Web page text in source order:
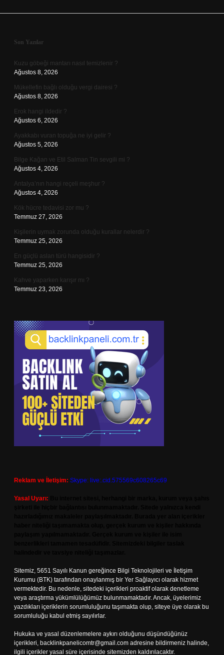
Sidebar
Son Yazılar
Kuzu göbeği mantarı nasıl temizlenir ?
Ağustos 8, 2026
Mükellefin bağlı olduğu vergi dairesi ?
Ağustos 8, 2026
Erok hangi ildedir ?
Ağustos 6, 2026
Ayakkabı vuran topuğa ne iyi gelir ?
Ağustos 5, 2026
Bilge Kağan ve Etil Salman Tin sevgili mi ?
Ağustos 4, 2026
Antalya’nın hangi reçeli meşhur ?
Ağustos 4, 2026
Kök hücre tedavisi zor mu ?
Temmuz 27, 2026
Kişilerin uymak zorunda olduğu kurallar nelerdir ?
Temmuz 25, 2026
En güçlü aslan türü hangisidir ?
Temmuz 25, 2026
Kahve yaparken karışır mı ?
Temmuz 23, 2026
Reklam ve İletişim: Skype: live:.cid.575569c608265c69
Yasal Uyarı:
Sitemiz, 5651 Sayılı Kanun gereğince Bilgi Teknolojileri ve İletişim
Kurumu (BTK) tarafından onaylanmış bir Yer Sağlayıcı olarak hizmet
vermektedir. Bu nedenle, sitedeki içerikleri proaktif olarak denetleme
veya araştırma yükümlülüğümüz bulunmamaktadır. Ancak, üyelerimiz
yazdıkları içeriklerin sorumluluğunu taşımakta olup, siteye üye olarak bu
sorumluluğu kabul etmiş sayılırlar.
Hukuka ve yasal düzenlemelere aykırı olduğunu düşündüğünüz
içerikleri, backlinkpanelicomtr@gmail.com adresine bildirmeniz halinde,
ilgili içerikler yasal süre içerisinde sitemizden kaldırılacaktır.